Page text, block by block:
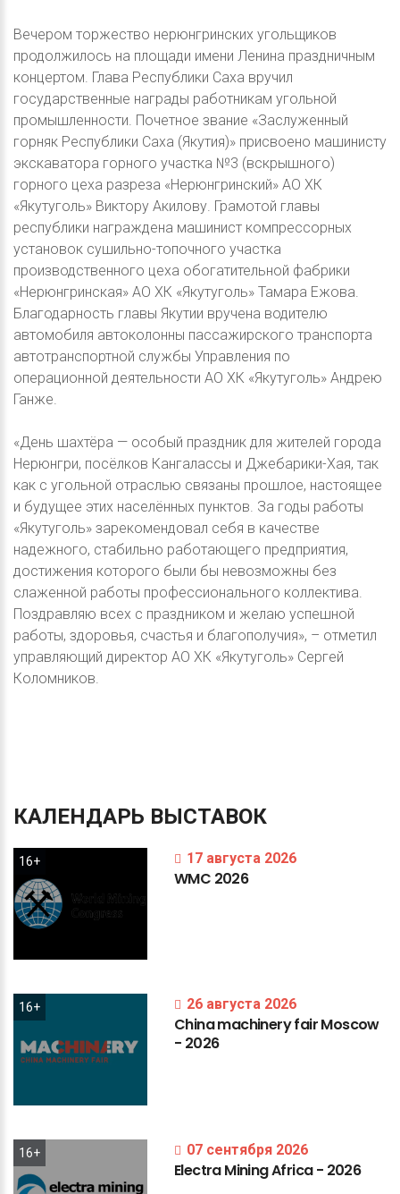
Вечером торжество нерюнгринских угольщиков
продолжилось на площади имени Ленина праздничным
концертом. Глава Республики Саха вручил
государственные награды работникам угольной
промышленности. Почетное звание «Заслуженный
горняк Республики Саха (Якутия)» присвоено машинисту
экскаватора горного участка №3 (вскрышного)
горного цеха разреза «Нерюнгринский» АО ХК
«Якутуголь» Виктору Акилову. Грамотой главы
республики награждена машинист компрессорных
установок сушильно-топочного участка
производственного цеха обогатительной фабрики
«Нерюнгринская» АО ХК «Якутуголь» Тамара Ежова.
Благодарность главы Якутии вручена водителю
автомобиля автоколонны пассажирского транспорта
автотранспортной службы Управления по
операционной деятельности АО ХК «Якутуголь» Андрею
Ганже.
«День шахтёра — особый праздник для жителей города
Нерюнгри, посёлков Кангалассы и Джебарики-Хая, так
как с угольной отраслью связаны прошлое, настоящее
и будущее этих населённых пунктов. За годы работы
«Якутуголь» зарекомендовал себя в качестве
надежного, стабильно работающего предприятия,
достижения которого были бы невозможны без
слаженной работы профессионального коллектива.
Поздравляю всех с праздником и желаю успешной
работы, здоровья, счастья и благополучия», – отметил
управляющий директор АО ХК «Якутуголь» Сергей
Коломников.
КАЛЕНДАРЬ ВЫСТАВОК
16+ 17 августа 2026
WMC 2026
16+ 26 августа 2026
ChinamachineryfairMoscow
- 2026
16+ 07 сентября 2026
ElectraMiningAfrica- 2026